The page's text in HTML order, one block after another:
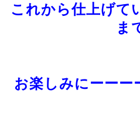
これから仕上げて
ま
お楽しみにーー